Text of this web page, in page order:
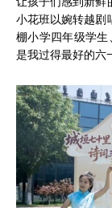
小花班以婉转越剧
棚小学四年级学
是我过得最好的六